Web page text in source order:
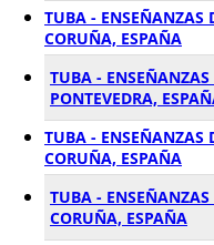
TUBA - ENSEÑANZAS
CORUÑA, ESPAÑA
TUBA -
PONTEVEDRA,
TUBA - ENSEÑANZAS
CORUÑA, ESPAÑA
TUBA -
CORUÑA, ESPAÑA